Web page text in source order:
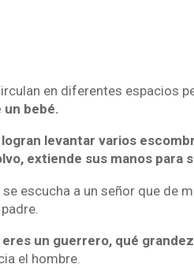
en diferentes espacios
bebé.
levantar varios
extiende sus manos para
escucha a un señor que de
un guerrero, qué
el hombre.